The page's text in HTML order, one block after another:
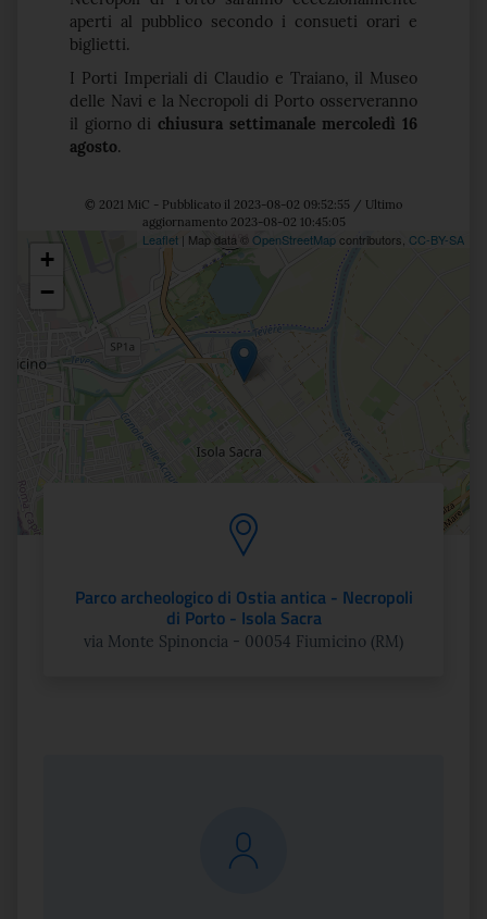
aperti al pubblico secondo i consueti orari e
biglietti.
I Porti Imperiali di Claudio e Traiano, il Museo
delle Navi e la Necropoli di Porto osserveranno
il giorno di chiusura settimanale mercoledì 16
agosto.
© 2021 MiC - Pubblicato il 2023-08-02 09:52:55 / Ultimo
aggiornamento 2023-08-02 10:45:05
Posizione
+
−
Leaflet | Map data © OpenStreetMapcontributors, CC-BY-SA
Parco archeologico di Ostia antica - Necropoli
di Porto - Isola Sacra
via Monte Spinoncia - 00054 Fiumicino (RM)